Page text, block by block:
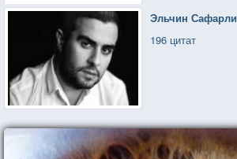
Эльчин Сафарли
196 цитат